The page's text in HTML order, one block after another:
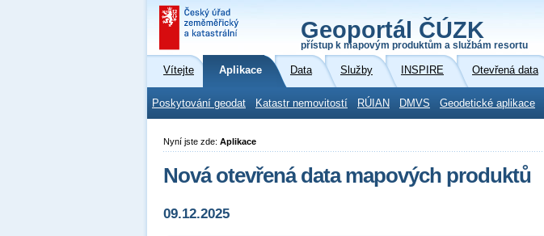
Geoportál ČÚZK
přístup k mapovým produktům a službám resortu
Vítejte Aplikace Data Služby INSPIRE Otevřená data
Poskytování geodat Katastr nemovitostí RÚIAN DMVS Geodetické aplikace
Nyní jste zde: Aplikace
Nová otevřená data mapových produktů
09.12.2025